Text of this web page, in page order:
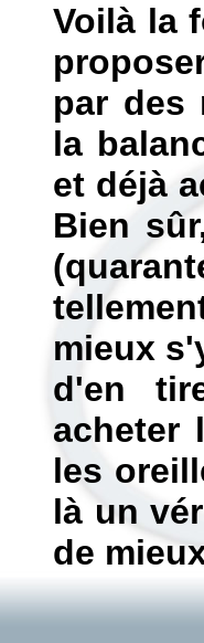
Voilà la
par des
la
et déjà
Bien
mieux
d'en
acheter
les
là un
de